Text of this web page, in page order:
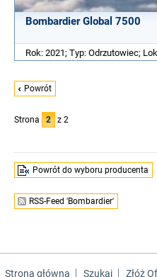
Bombardier Global 7500
Rok: 2021; Typ: Odrzutowiec;
Powrót
Strona 2 z 2
Powrót do wyboru producenta
RSS-Feed 'Bombardier'
Strona główna Szukaj Złóż